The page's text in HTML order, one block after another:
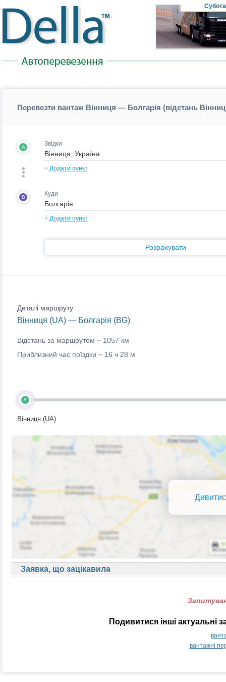
Субота
Перевезти вантаж Вінниця — Болгарія (відстань
A Звідки
+ Додати пункт
B Куди
+ Додати пункт
Розрахувати
Деталі маршруту:
Вінниця (UA) — Болгарія (BG)
Відстань за маршрутом ~ 1057 км
Приблизний час поїздки ~ 16 ч 28 м
A
Вінниця (UA)
Заявка, що зацікавила
Подивитися інші актуальні
вантажні